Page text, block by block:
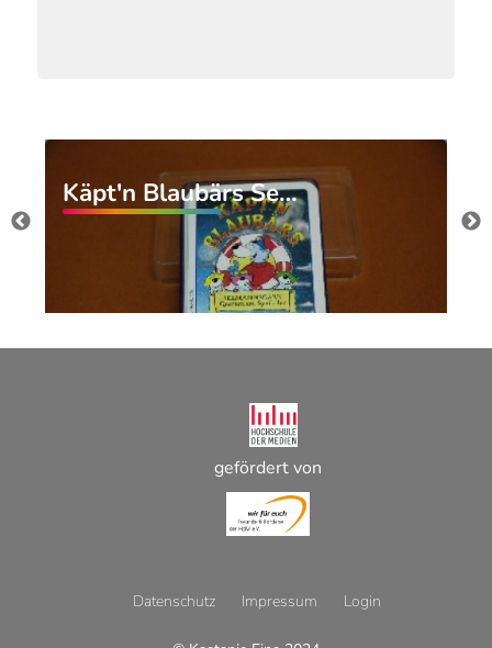
Käpt'n Blaubärs Se…
gefördert von
Datenschutz Impressum Login